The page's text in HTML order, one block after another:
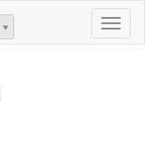
Toggle